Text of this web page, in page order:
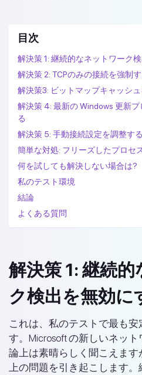
目次
解決策 1: 継続的なネットワーク
解決策 2: TCPのみの接続を強制す
解決策3: ビットマップキャッシ
解決策 4: 最新の Windows 更新
る
解決策 5: 手動接続設定を調整する
簡単な対処: フリーズしたプロセ
何を試しても解決しない場合は?
私のテスト環境
結論
よくある質問
解決策 1: 継続
ク検出を無効に
これは、私のテストで最も
す。Microsoft の新しいネッ
論上は素晴らしく聞こえま
上の問題を引き起こします